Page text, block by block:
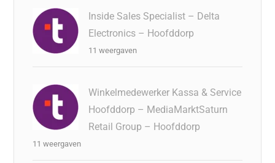
Inside Sales Specialist – Delta
Electronics – Hoofddorp
11 weergaven
Winkelmedewerker Kassa & Service
Hoofddorp – MediaMarktSaturn
Retail Group – Hoofddorp
11 weergaven